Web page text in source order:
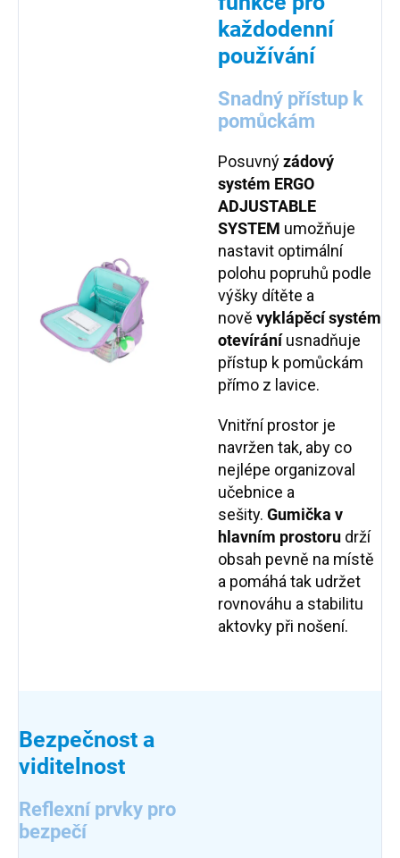
každodenní
používání
Snadný přístup k
pomůckám
Posuvnýzádový
systém ERGO
ADJUSTABLE
SYSTEM umožňuje
nastavit optimální
polohu popruhů podle
výšky dítěte a
nově vyklápěcí systém
otevíráníusnadňuje
přístup k pomůckám
přímo z lavice.
Vnitřní prostor je
navržen tak, aby co
nejlépe organizoval
učebnice a
sešity. Gumička v
hlavním prostoru drží
obsah pevně na místě
a pomáhá tak udržet
rovnováhu a stabilitu
aktovky při nošení.
Bezpečnost a
viditelnost
Reflexní prvky pro
bezpečí